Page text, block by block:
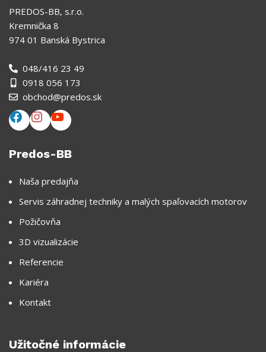
PREDOS-BB, s.r.o.
Kremnička 8
974 01 Banská Bystrica
048/416 23 49
0918 056 173
obchod@predos.sk
Predos-BB
Naša predajňa
Servis záhradnej techniky a malých spaľovacích motorov
Požičovňa
3D vizualizácie
Referencie
Kariéra
Kontakt
Užitočné informácie